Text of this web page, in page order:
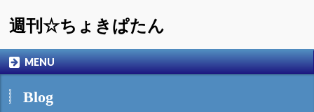
週刊☆ちょきぱたん
MENU
Blog